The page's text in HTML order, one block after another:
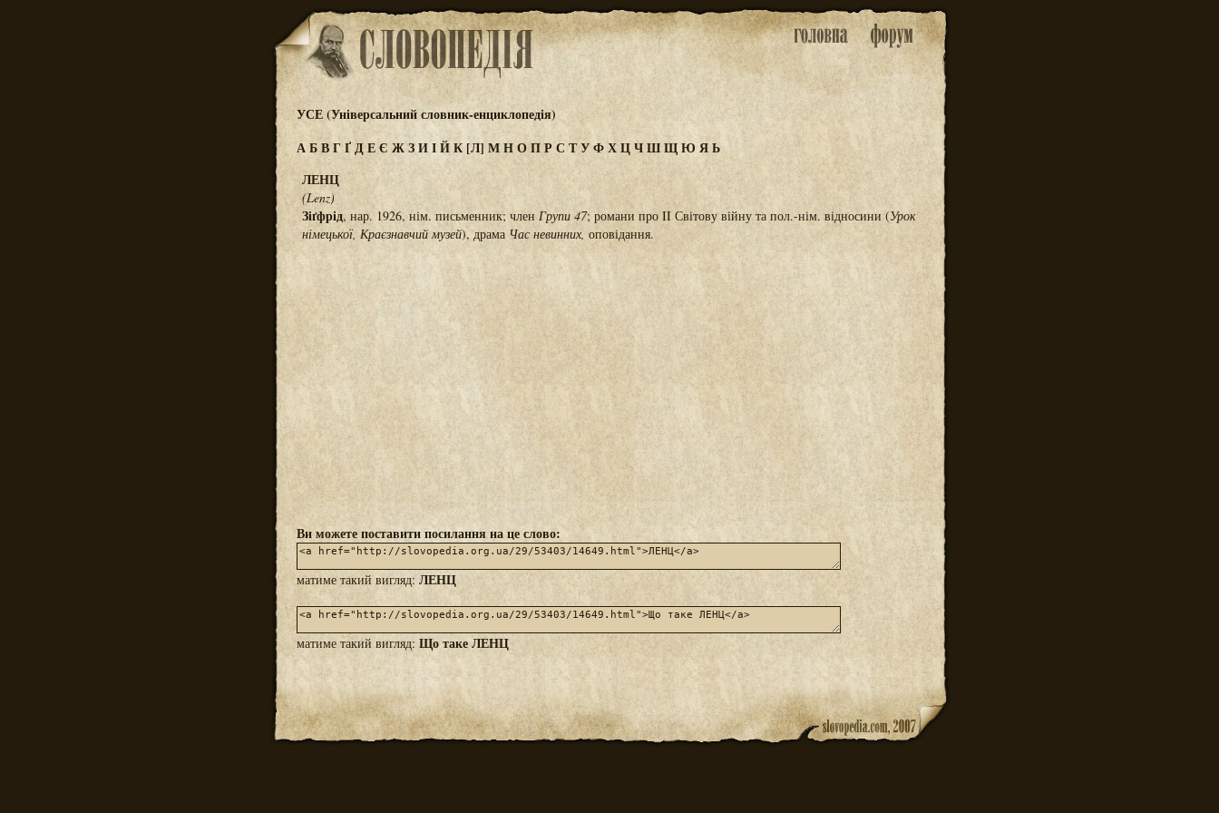
УСЕ (Універсальний словник-енциклопедія)
АБВГҐДЕЄ ЖЗИІЙК[Л] МНОПРС ТУФХЦЧШЩЮ ЯЬ
ЛЕНЦ
(Lenz)
Зіґфрід, нар. 1926, нім. письменник; член Групи 47; романи про II Світову війну та пол.-нім. відносини (Урок
німецької, Краєзнавчий музей), драмаЧас невинних, оповідання.
Ви можете поставити посилання на це слово:
матиме такий вигляд: ЛЕНЦ
матиме такий вигляд: Що таке ЛЕНЦ